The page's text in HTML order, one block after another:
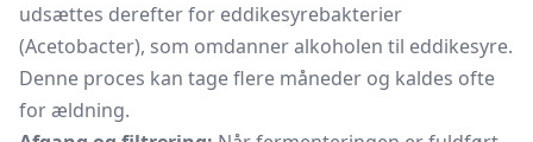
udsættes derefter for eddikesyrebakterier
(Acetobacter), som omdanner alkoholen til eddikesyre.
Denne proces kan tage flere måneder og kaldes ofte
for ældning.